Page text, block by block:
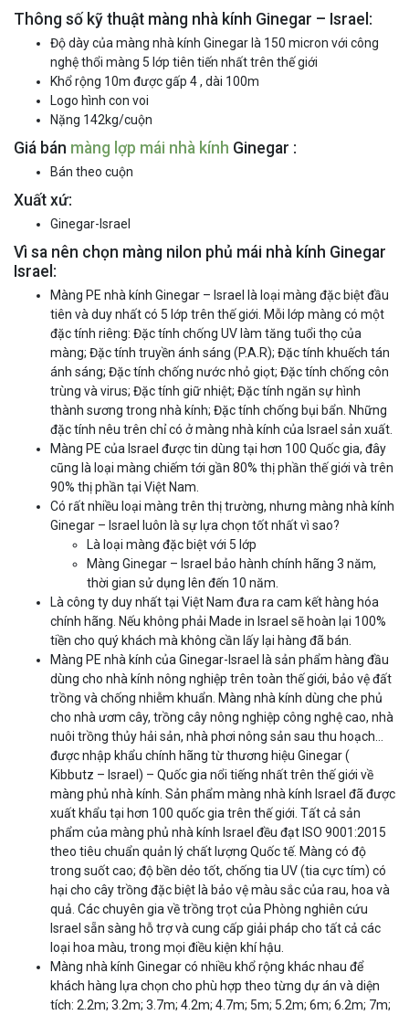
Thông số kỹ thuật màng nhà kính Ginegar – Israel:
Độ dày của màng nhà kính Ginegar là 150 micron với công
nghệ thổi màng 5 lớp tiên tiến nhất trên thế giới
Khổ rộng 10m được gấp 4 , dài 100m
Logo hình con voi
Nặng 142kg/cuộn
Giá bán màng lợp mái nhà kính Ginegar :
Bán theo cuộn
Xuất xứ:
Ginegar-Israel
Vì sa nên chọn màng nilon phủ mái nhà kính Ginegar
Israel:
Màng PE nhà kính Ginegar – Israel là loại màng đặc biệt đầu
tiên và duy nhất có 5 lớp trên thế giới. Mỗi lớp màng có một
đặc tính riêng: Đặc tính chống UV làm tăng tuổi thọ của
màng; Đặc tính truyền ánh sáng (P.A.R); Đặc tính khuếch tán
ánh sáng; Đặc tính chống nước nhỏ giọt; Đặc tính chống côn
trùng và virus; Đặc tính giữ nhiệt; Đặc tính ngăn sự hình
thành sương trong nhà kính; Đặc tính chống bụi bẩn. Những
đặc tính nêu trên chỉ có ở màng nhà kính của Israel sản xuất.
Màng PE của Israel được tin dùng tại hơn 100 Quốc gia, đây
cũng là loại màng chiếm tới gần 80% thị phần thế giới và trên
90% thị phần tại Việt Nam.
Có rất nhiều loại màng trên thị trường, nhưng màng nhà kính
Ginegar – Israel luôn là sự lựa chọn tốt nhất vì sao?
Là loại màng đặc biệt với 5 lớp
Màng Ginegar – Israel bảo hành chính hãng 3 năm,
thời gian sử dụng lên đến 10 năm.
Là công ty duy nhất tại Việt Nam đưa ra cam kết hàng hóa
chính hãng. Nếu không phải Made in Israel sẽ hoàn lại 100%
tiền cho quý khách mà không cần lấy lại hàng đã bán.
Màng PE nhà kính của Ginegar-Israel là sản phẩm hàng đầu
dùng cho nhà kính nông nghiệp trên toàn thế giới, bảo vệ đất
trồng và chống nhiễm khuẩn. Màng nhà kính dùng che phủ
cho nhà ươm cây, trồng cây nông nghiệp công nghệ cao, nhà
nuôi trồng thủy hải sản, nhà phơi nông sản sau thu hoạch…
được nhập khẩu chính hãng từ thương hiệu Ginegar (
Kibbutz – Israel) – Quốc gia nổi tiếng nhất trên thế giới về
màng phủ nhà kính. Sản phẩm màng nhà kính Israel đã được
xuất khẩu tại hơn 100 quốc gia trên thế giới. Tất cả sản
phẩm của màng phủ nhà kính Israel đều đạt ISO 9001:2015
theo tiêu chuẩn quản lý chất lượng Quốc tế. Màng có độ
trong suốt cao; độ bền dẻo tốt, chống tia UV (tia cực tím) có
hại cho cây trồng đặc biệt là bảo vệ màu sắc của rau, hoa và
quả. Các chuyên gia về trồng trọt của Phòng nghiên cứu
Israel sẵn sàng hỗ trợ và cung cấp giải pháp cho tất cả các
loại hoa màu, trong mọi điều kiện khí hậu.
Màng nhà kính Ginegar có nhiều khổ rộng khác nhau để
khách hàng lựa chọn cho phù hợp theo từng dự án và diện
tích: 2.2m; 3.2m; 3.7m; 4.2m; 4.7m; 5m; 5.2m; 6m; 6.2m; 7m;